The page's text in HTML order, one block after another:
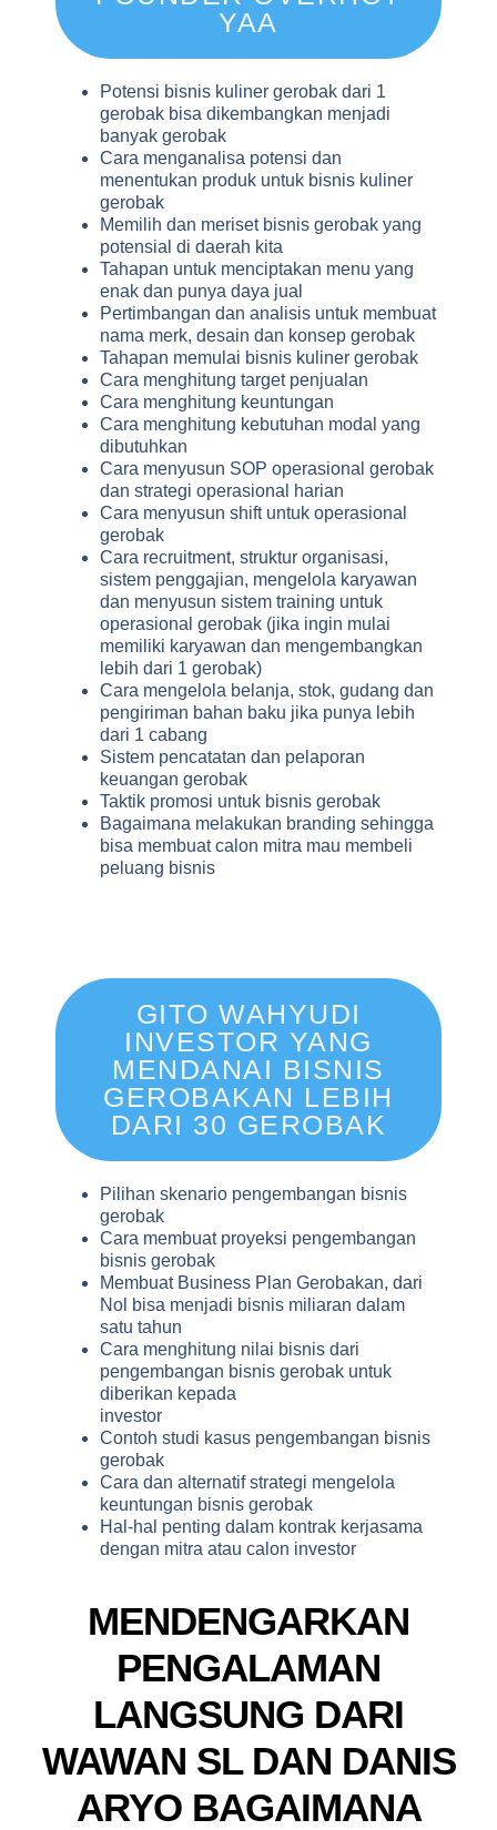
YAA
Potensi bisnis kuliner gerobak dari 1
gerobak bisa dikembangkan menjadi
banyak gerobak
Cara menganalisa potensi dan
menentukan produk untuk bisnis kuliner
gerobak
Memilih dan meriset bisnis gerobak yang
potensial di daerah kita
Tahapan untuk menciptakan menu yang
enak dan punya daya jual
Pertimbangan dan analisis untuk membuat
nama merk, desain dan konsep gerobak
Tahapan memulai bisnis kuliner gerobak
Cara menghitung target penjualan
Cara menghitung keuntungan
Cara menghitung kebutuhan modal yang
dibutuhkan
Cara menyusun SOP operasional gerobak
dan strategi operasional harian
Cara menyusun shift untuk operasional
gerobak
Cara recruitment, struktur organisasi,
sistem penggajian, mengelola karyawan
dan menyusun sistem training untuk
operasional gerobak (jika ingin mulai
memiliki karyawan dan mengembangkan
lebih dari 1 gerobak)
Cara mengelola belanja, stok, gudang dan
pengiriman bahan baku jika punya lebih
dari 1 cabang
Sistem pencatatan dan pelaporan
keuangan gerobak
Taktik promosi untuk bisnis gerobak
Bagaimana melakukan branding sehingga
bisa membuat calon mitra mau membeli
peluang bisnis
GITO WAHYUDI
INVESTOR YANG
MENDANAI BISNIS
GEROBAKAN LEBIH
DARI 30 GEROBAK
Pilihan skenario pengembangan bisnis
gerobak
Cara membuat proyeksi pengembangan
bisnis gerobak
Membuat Business Plan Gerobakan, dari
Nol bisa menjadi bisnis miliaran dalam
satu tahun
Cara menghitung nilai bisnis dari
pengembangan bisnis gerobak untuk
diberikan kepada
investor
Contoh studi kasus pengembangan bisnis
gerobak
Cara dan alternatif strategi mengelola
keuntungan bisnis gerobak
Hal-hal penting dalam kontrak kerjasama
dengan mitra atau calon investor
MENDENGARKAN
PENGALAMAN
LANGSUNG DARI
WAWAN SL DAN DANIS
ARYO BAGAIMANA